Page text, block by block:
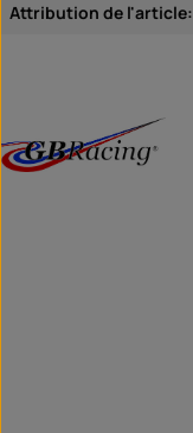
Attribution de l'article: